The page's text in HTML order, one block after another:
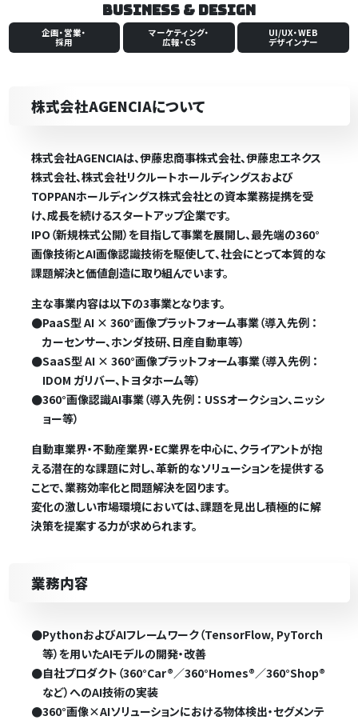
Business & Design
企画・営業・
採用
マーケティング・
広報・CS
UI/UX・WEB
デザインナー
株式会社AGENCIAについて
株式会社AGENCIAは、伊藤忠商事株式会社、伊藤忠エネクス
株式会社、株式会社リクルートホールディングスおよび
TOPPANホールディングス株式会社との資本業務提携を受
け、成長を続けるスタートアップ企業です。
IPO（新規株式公開）を目指して事業を展開し、最先端の360°
画像技術とAI画像認識技術を駆使して、社会にとって本質的な
課題解決と価値創造に取り組んでいます。
主な事業内容は以下の3事業となります。
●PaaS型 AI × 360°画像プラットフォーム事業（導入先例 ：
カーセンサー、ホンダ技研、日産自動車等）
●SaaS型 AI × 360°画像プラットフォーム事業（導入先例 ：
IDOM ガリバー、トヨタホーム等）
●360°画像認識AI事業（導入先例 ： USSオークション、ニッシ
ョー等）
自動車業界・不動産業界・EC業界を中心に、クライアントが抱
える潜在的な課題に対し、革新的なソリューションを提供する
ことで、業務効率化と問題解決を図ります。
変化の激しい市場環境においては、課題を見出し積極的に解
決策を提案する力が求められます。
業務内容
●PythonおよびAIフレームワーク（TensorFlow, PyTorch
等）を用いたAIモデルの開発・改善
●自社プロダクト（360°Car®／360°Homes®／360°Shop®
など）へのAI技術の実装
●360°画像×AIソリューションにおける物体検出・セグメンテ